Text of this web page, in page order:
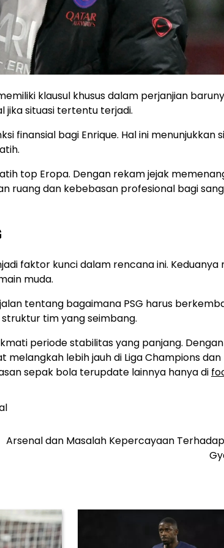
klausul khusus dalam perjanjian
jika situasi tertentu terjadi.
finansial bagi Enrique. Hal ini menunjukkan
top Eropa. Dengan rekam jejak
ruang dan kebebasan profesional bagi sang
faktor kunci dalam rencana ini. Keduanya
muda.
tentang bagaimana PSG harus
tim yang seimbang.
periode stabilitas yang panjang. Dengan
lebih jauh di Liga Champions dan
sepak bola terupdate lainnya hanya di
Arsenal dan Masalah Kepercayaan